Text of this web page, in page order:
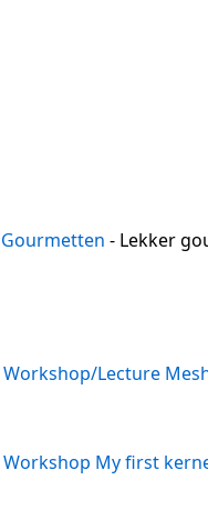
Gourmetten - Lekker
Workshop/Lecture
Workshop My first